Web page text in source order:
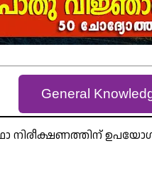
General
നിരീക്ഷണത്തിന്